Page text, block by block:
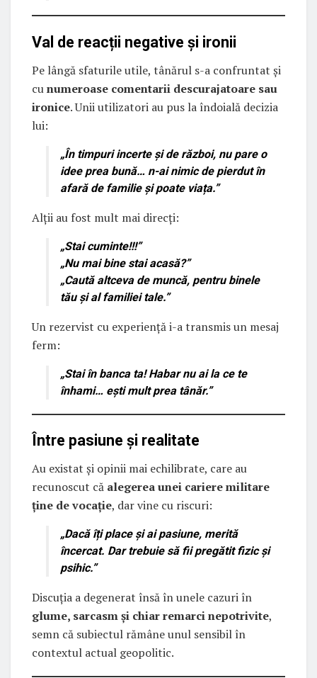
Val de reacții negative și ironii
Pe lângă sfaturile utile, tânărul s-a confruntat și
cunumeroase comentarii descurajatoare sau
ironice. Unii utilizatori au pus la îndoială decizia
lui:
„În timpuri incerte și de război, nu pare o
idee prea bună… n-ai nimic de pierdut în
afară de familie și poate viața.”
Alții au fost mult mai direcți:
„Stai cuminte!!!”
„Nu mai bine stai acasă?”
„Caută altceva de muncă, pentru binele
tău și al familiei tale.”
Un rezervist cu experiență i-a transmis un mesaj
ferm:
„Stai în banca ta! Habar nu ai la ce te
înhami… ești mult prea tânăr.”
Între pasiune și realitate
Au existat și opinii mai echilibrate, care au
recunoscut că alegerea unei cariere militare
ține de vocație, dar vine cu riscuri:
„Dacă îți place și ai pasiune, merită
încercat. Dar trebuie să fii pregătit fizic și
psihic.”
Discuția a degenerat însă în unele cazuri în
glume, sarcasm și chiar remarci nepotrivite,
semn că subiectul rămâne unul sensibil în
contextul actual geopolitic.